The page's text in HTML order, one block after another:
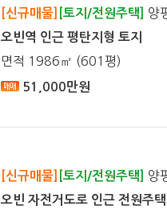
[신규매물] [토지/전원주택] 양
오빈역 인근 평탄지형 토지
면적 1986㎡ (601평)
51,000만원
[신규매물] [토지/전원주택] 양
오빈 자전거도로 인근 전원주